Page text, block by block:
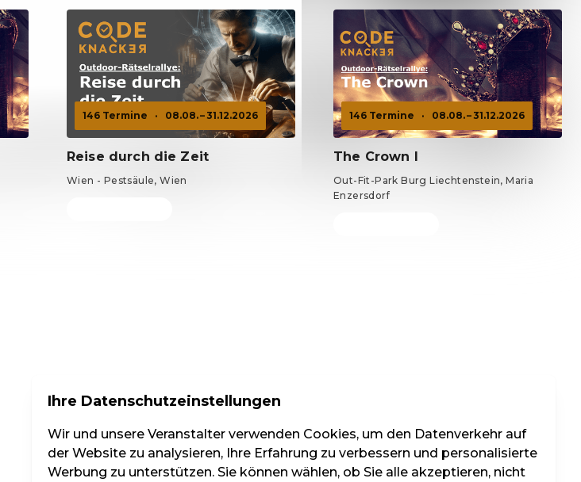
146 Termine · 08.08. – 31.12.2026
Reise durch die Zeit
Wien - Pestsäule, Wien
146 Termine · 08.08. – 31.12.2026
The Crown I
Out-Fit-Park Burg Liechtenstein, Maria
Enzersdorf
Ihre Datenschutzeinstellungen
Wir und unsere Veranstalter verwenden Cookies, um den Datenverkehr auf
der Website zu analysieren, Ihre Erfahrung zu verbessern und personalisierte
Werbung zu unterstützen. Sie können wählen, ob Sie alle akzeptieren, nicht